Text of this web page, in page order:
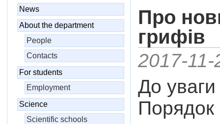
News
About the department
People
Contacts
For students
Employment
Science
Scientific schools
Про
грифів
2017-11-
До
Порядок